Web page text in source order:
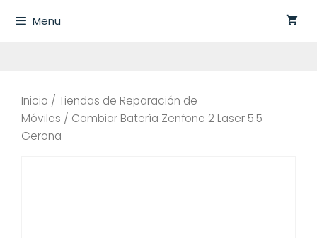
Menu
Inicio / Tiendas de Reparación de
Móviles / Cambiar Batería Zenfone 2 Laser 5.5
Gerona